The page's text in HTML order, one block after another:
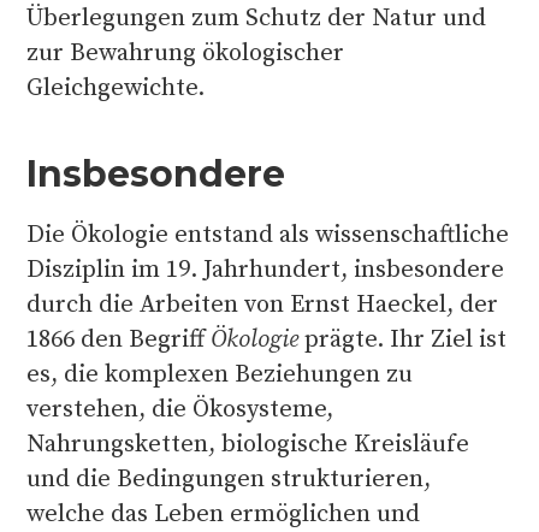
Überlegungen zum Schutz der Natur und
zur Bewahrung ökologischer
Gleichgewichte.
Insbesondere
Die Ökologie entstand als wissenschaftliche
Disziplin im 19. Jahrhundert, insbesondere
durch die Arbeiten von Ernst Haeckel, der
1866 den BegriffÖkologieprägte. Ihr Ziel ist
es, die komplexen Beziehungen zu
verstehen, die Ökosysteme,
Nahrungsketten, biologische Kreisläufe
und die Bedingungen strukturieren,
welche das Leben ermöglichen und